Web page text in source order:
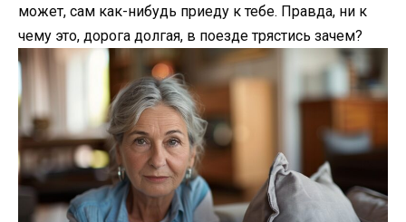
может, сам как-нибудь приеду к тебе. Правда, ни к
чему это, дорога долгая, в поезде трястись зачем?